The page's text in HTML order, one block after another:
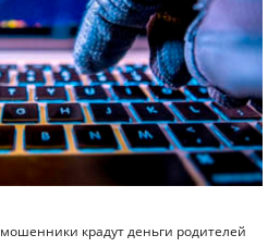
крадут деньги родителей